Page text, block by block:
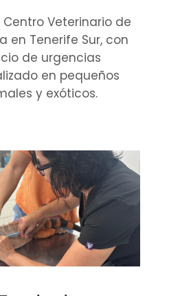
Centro Veterinario de
en Tenerife Sur, con
de urgencias
en pequeños
y exóticos.